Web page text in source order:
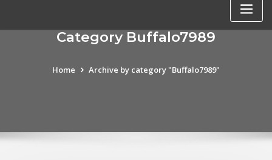
Category Buffalo7989
Home Archive by category "Buffalo7989"